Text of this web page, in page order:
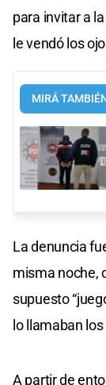
para invitar a
le vendó los
MIRÁ
La denuncia
misma noche,
supuesto
lo llamaban
A partir de